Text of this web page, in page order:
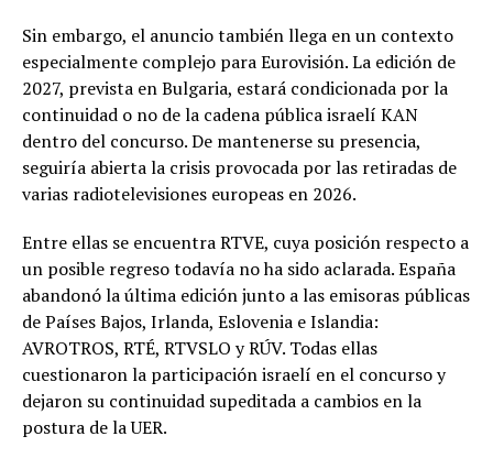
Sin embargo, el anuncio también llega en un contexto
especialmente complejo para Eurovisión. La edición de
2027, prevista en Bulgaria, estará condicionada por la
continuidad o no de la cadena pública israelí KAN
dentro del concurso. De mantenerse su presencia,
seguiría abierta la crisis provocada por las retiradas de
varias radiotelevisiones europeas en 2026.
Entre ellas se encuentra RTVE, cuya posición respecto a
un posible regreso todavía no ha sido aclarada. España
abandonó la última edición junto a las emisoras públicas
de Países Bajos, Irlanda, Eslovenia e Islandia:
AVROTROS, RTÉ, RTVSLO y RÚV. Todas ellas
cuestionaron la participación israelí en el concurso y
dejaron su continuidad supeditada a cambios en la
postura de la UER.